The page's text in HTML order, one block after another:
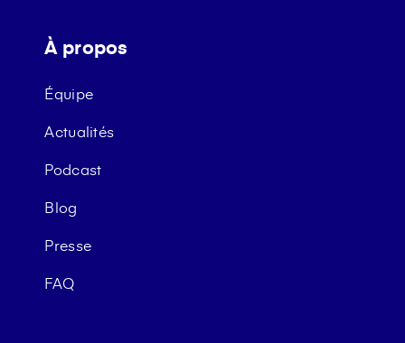
À propos
Équipe
Actualités
Podcast
Blog
Presse
FAQ